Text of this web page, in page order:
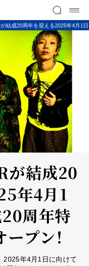
が結成20周年を迎える2025年4月1
が結成20
年4月1
20周年特
プン！
2025年4月1日に向けて